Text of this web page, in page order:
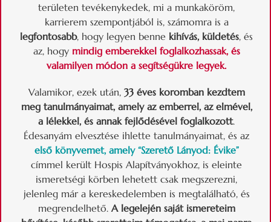
területen tevékenykedek, mi a munkaköröm,
karrierem szempontjából is, számomra is a
legfontosabb, hogy legyen benne kihívás, küldetés, és
az, hogy mindig emberekkel foglalkozhassak, és
valamilyen módon a segítségükre legyek.
Valamikor, ezek után, 33 éves koromban kezdtem
meg tanulmányaimat, amely az emberrel, az elmével,
a lélekkel, és annak fejlődésével foglalkozott.
Édesanyám elvesztése ihlette tanulmányaimat, és az
első könyvemet, amely “Szerető Lányod: Évike”
címmel került Hospis Alapítványokhoz, is eleinte
ismeretségi körben lehetett csak megszerezni,
jelenleg már a kereskedelemben is megtalálható, és
megrendelhető. A legelején saját ismereteim